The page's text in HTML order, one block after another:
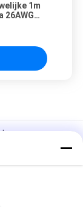
1m
26AWG
voor
met drie